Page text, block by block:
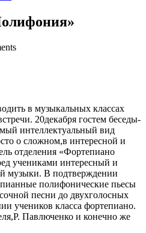
в музыкальных классах
20декабря гостем беседы-
интеллектуальный вид
о сложном,в интересной и
отделения «Фортепиано
учениками интересный и
музыки. В подтверждении
полифонические пьесы
песни до двухголосных
учеников класса фортепиано.
Павлюченко и конечно же